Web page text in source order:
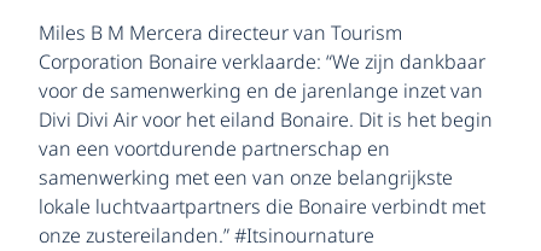
Miles B M Mercera directeur van Tourism
Corporation Bonaire verklaarde: “We zijn dankbaar
voor de samenwerking en de jarenlange inzet van
Divi Divi Air voor het eiland Bonaire. Dit is het begin
van een voortdurende partnerschap en
samenwerking met een van onze belangrijkste
lokale luchtvaartpartners die Bonaire verbindt met
onze zustereilanden.” #Itsinournature